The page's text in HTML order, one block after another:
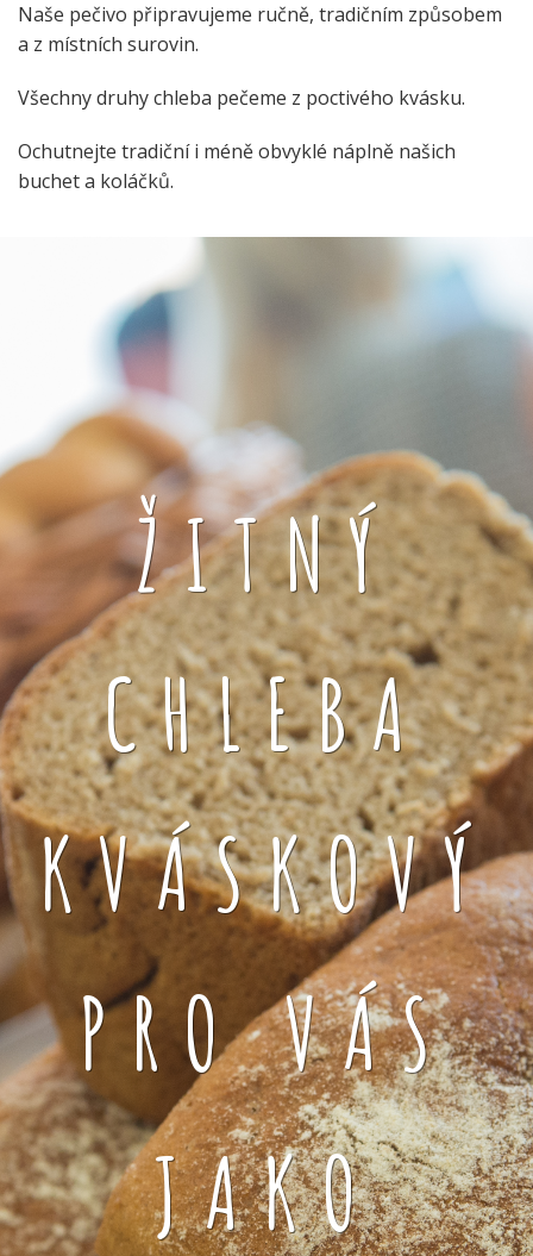
Naše pečivo připravujeme ručně, tradičním způsobem
a z místních surovin.
Všechny druhy chleba pečeme z poctivého kvásku.
Ochutnejte tradiční i méně obvyklé náplně našich
buchet a koláčků.
ŽITNÝ
CHLEBA
KVÁSKOVÝ
PRO VÁS
JAKO